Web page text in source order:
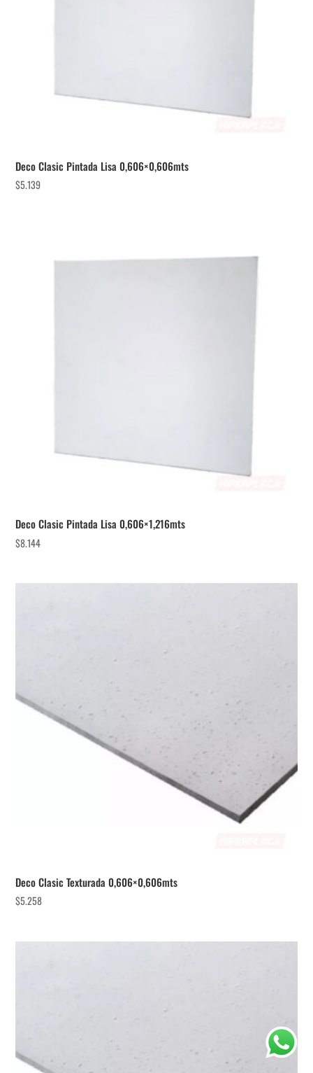
Deco Clasic Pintada Lisa 0,606×0,606mts
$5.139
Deco Clasic Pintada Lisa 0,606×1,216mts
$8.144
Deco Clasic Texturada 0,606×0,606mts
$5.258